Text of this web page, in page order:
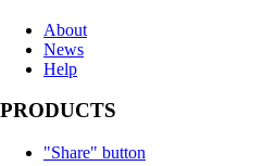
About
News
Help
PRODUCTS
"Share" button